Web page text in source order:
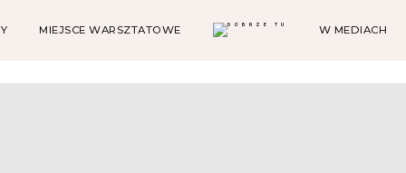
MIEJSCE WARSZTATOWE W MEDIACH